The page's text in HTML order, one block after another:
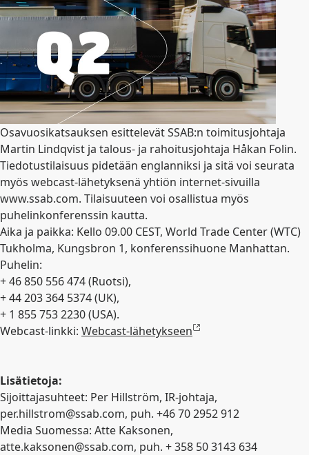
Osavuosikatsauksen esittelevät SSAB:n toimitusjohtaja
Martin Lindqvist ja talous- ja rahoitusjohtaja Håkan Folin.
Tiedotustilaisuus pidetään englanniksi ja sitä voi seurata
myös webcast-lähetyksenä yhtiön internet-sivuilla
www.ssab.com. Tilaisuuteen voi osallistua myös
puhelinkonferenssin kautta.
Aika ja paikka: Kello 09.00 CEST, World Trade Center (WTC)
Tukholma, Kungsbron 1, konferenssihuone Manhattan.
Puhelin:
+ 46 850 556 474 (Ruotsi),
+ 44 203 364 5374 (UK),
+ 1 855 753 2230 (USA).
Webcast-linkki: Webcast-lähetykseen
Lisätietoja:
Sijoittajasuhteet: Per Hillström, IR-johtaja,
per.hillstrom@ssab.com, puh. +46 70 2952 912
Media Suomessa: Atte Kaksonen,
atte.kaksonen@ssab.com, puh. + 358 50 3143 634